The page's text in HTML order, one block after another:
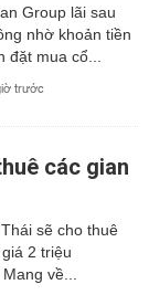
Group lãi sau
nhờ khoản tiền
đặt mua cổ...
trước
các gian
sẽ cho thuê
2 triệu
về...